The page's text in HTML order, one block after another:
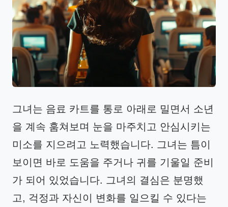
그녀는 음료 카트를 통로 아래로 밀면서 소년
을 계속 훔쳐보며 눈을 마주치고 안심시키는
미소를 지으려고 노력했습니다. 그녀는 틈이
보이면 바로 도움을 주거나 귀를 기울일 준비
가 되어 있었습니다. 그녀의 결심은 분명했
고, 걱정과 자신이 변화를 일으킬 수 있다는